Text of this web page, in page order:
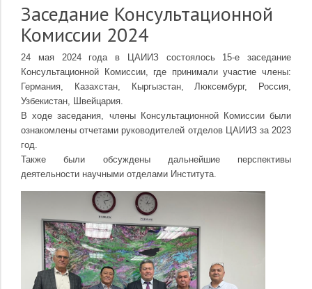
Заседание Консультационной
Комиссии 2024
24 мая 2024 года в ЦАИИЗ состоялось 15-е заседание
Консультационной Комиссии, где принимали участие члены:
Германия, Казахстан, Кыргызстан, Люксембург, Россия,
Узбекистан, Швейцария.
В ходе заседания, члены Консультационной Комиссии были
ознакомлены отчетами руководителей отделов ЦАИИЗ за 2023
год.
Также были обсуждены дальнейшие перспективы
деятельности научными отделами Института.